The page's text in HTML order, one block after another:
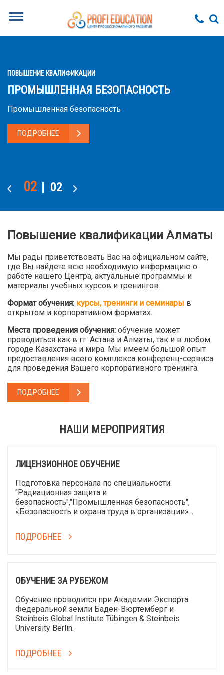
КВАЛИФИКАЦИИ
БЕЗОПАСНОСТЬ
безопасность
ПОДРОБНЕЕ
01 | 02
Повышение квалификации Алматы
Мы рады приветствовать Вас на официальном сайте,
где Вы найдете всю необходимую информацию о
работе нашего Центра, актуальные программы и
материалы учебных курсов и тренингов.
Формат обучения: курсы, тренинги и семинары в
открытом и корпоративном форматах.
Места проведения обучения: обучение может
проводиться как в гг. Астана и Алматы, так и в любом
городе Казахстана и мира. Мы имеем большой опыт
предоставления всего комплекса конференц-сервиса
для проведения Вашего корпоративного тренинга.
ПОДРОБНЕЕ
НАШИ МЕРОПРИЯТИЯ
ЛИЦЕНЗИОННОЕ ОБУЧЕНИЕ
Подготовка персонала по специальности:
"Радиационная защита и
безопасность","Промышленная безопасность",
«Безопасность и охрана труда в организации»...
ПОДРОБНЕЕ
ОБУЧЕНИЕ ЗА РУБЕЖОМ
Обучение проводится при Академии Экспорта
Федеральной земли Баден-Вюртемберг и
Steinbeis Global Institute Tübingen & Steinbeis
University Berlin.
ПОДРОБНЕЕ